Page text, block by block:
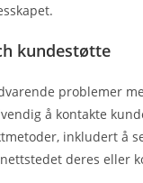
kundestøtte
problemer
å kontakte
inkludert å
deres eller